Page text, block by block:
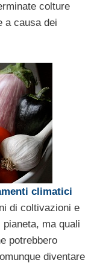
colture
a causa dei
climatici
di coltivazioni e
ma quali
potrebbero
diventare